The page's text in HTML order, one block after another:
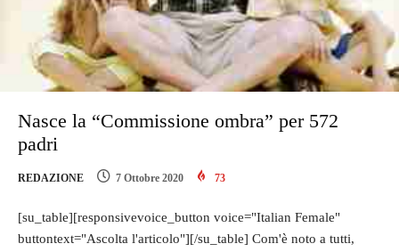
Nasce la “Commissione ombra” per 572
padri
REDAZIONE 7 Ottobre 2020 73
[su_table][responsivevoice_button voice="Italian Female"
buttontext="Ascolta l'articolo"][/su_table] Com'è noto a tutti,